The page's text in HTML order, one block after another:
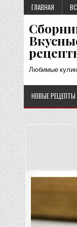
Перейти
к
содержимому
ГЛАВНАЯ
Любимые
НОВЫЕ РЕЦЕПТЫ